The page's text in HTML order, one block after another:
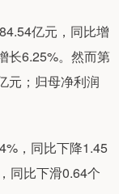
亿元，同比增
长6.25%。然而第
元；归母净利润
，同比下降1.45
同比下滑0.64个